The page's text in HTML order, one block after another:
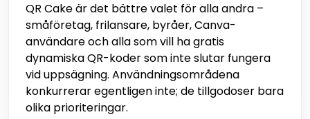
QR Cake är det bättre valet för alla andra –
småföretag, frilansare, byråer, Canva-
användare och alla som vill ha gratis
dynamiska QR-koder som inte slutar fungera
vid uppsägning. Användningsområdena
konkurrerar egentligen inte; de tillgodoser bara
olika prioriteringar.